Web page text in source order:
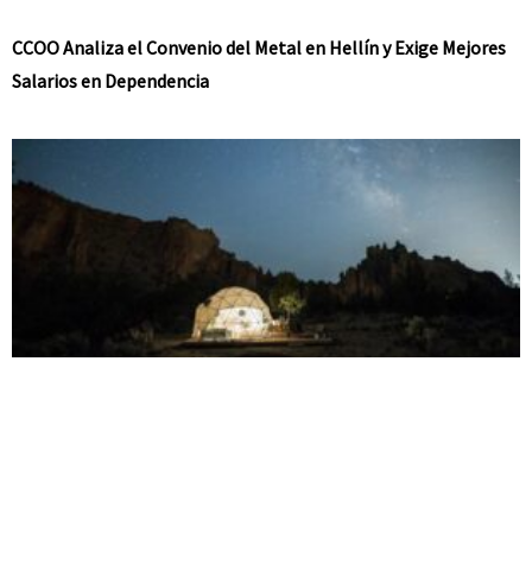
CCOO Analiza el Convenio del Metal en Hellín y Exige Mejores
Salarios en Dependencia